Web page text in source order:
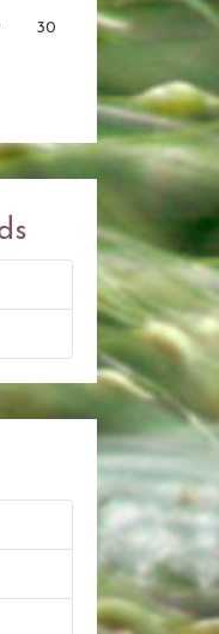
30